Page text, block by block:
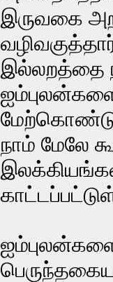
இருவகை
இல்லறத்தை
மேற்கொண்டு
நாம் மேலே